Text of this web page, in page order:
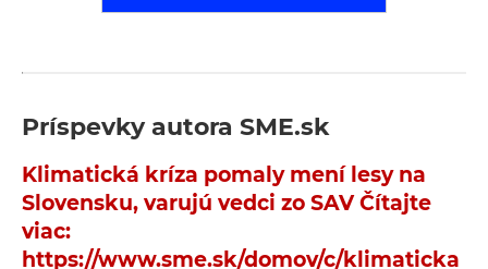
Príspevky autora SME.sk
Klimatická kríza pomaly mení lesy na
Slovensku, varujú vedci zo SAV Čítajte
viac:
https://www.sme.sk/domov/c/klimaticka